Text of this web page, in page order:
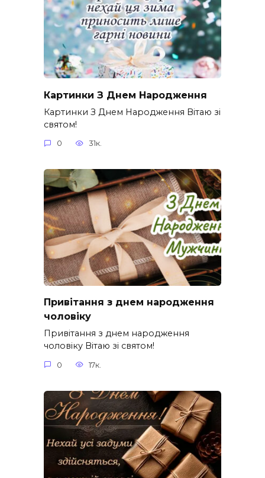
Картинки З Днем Народження
Картинки З Днем Народження Вітаю зі
святом!
0 31к.
Привітання з днем народження
чоловіку
Привітання з днем народження
чоловіку Вітаю зі святом!
0 17к.